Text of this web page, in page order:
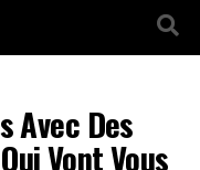
Avec Des
Vont Vous